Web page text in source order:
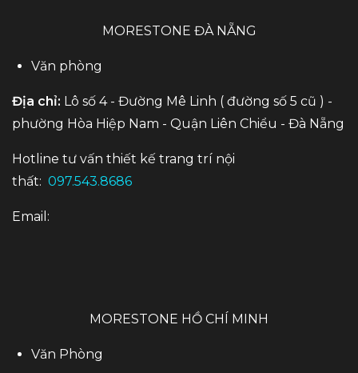
MORESTONE ĐÀ NẴNG
Văn phòng
Địa chỉ: Lô số 4 - Đường Mê Linh ( đường số 5 cũ ) -
phường Hòa Hiệp Nam - Quận Liên Chiểu - Đà Nẵng
Hotline tư vấn thiết kế trang trí nội
thất: 097.543.8686
Email:
MORESTONE HỒ CHÍ MINH
Văn Phòng